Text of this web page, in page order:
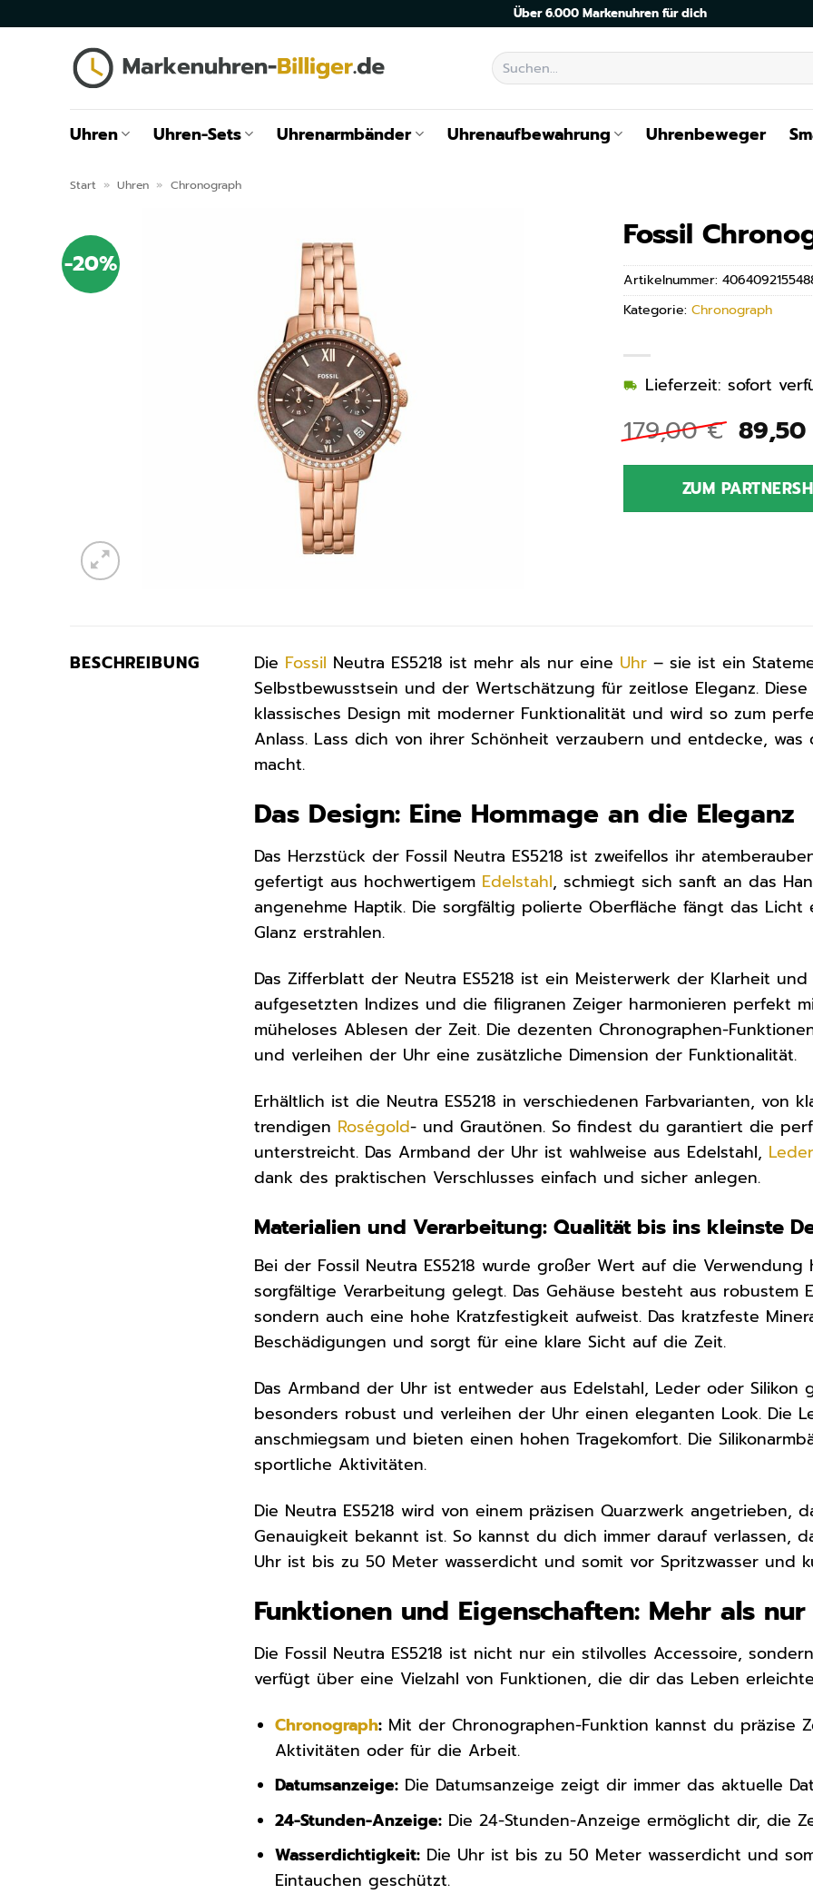
Über 6.000 Markenuhren für dich
Suchen
nach:
Uhren Uhren-Sets Uhrenarmbänder Uhrenaufbewahrung Uhrenbeweger
Start » Uhren » Chronograph
-20%
Fossil
179,00€
Preis
war:
89,50
Lieferzeit: sofort
ZUM
Artikelnummer:
Kategorie: Chronograph
BESCHREIBUNG Die Fossil Neutra ES5218 ist mehr als nur eine Uhr – sie ist ein
Selbstbewusstsein und der Wertschätzung für zeitlose Eleganz.
klassisches Design mit moderner Funktionalität und wird so zum
Anlass. Lass dich von ihrer Schönheit verzaubern und entdecke, was
macht.
Das Design: Eine Hommage an die Eleganz
Das Herzstück der Fossil Neutra ES5218 ist zweifellos ihr
gefertigt aus hochwertigem Edelstahl, schmiegt sich sanft an das
angenehme Haptik. Die sorgfältig polierte Oberfläche fängt das
Glanz erstrahlen.
Das Zifferblatt der Neutra ES5218 ist ein Meisterwerk der Klarheit
aufgesetzten Indizes und die filigranen Zeiger harmonieren perfekt
müheloses Ablesen der Zeit. Die dezenten Chronographen-
und verleihen der Uhr eine zusätzliche Dimension der Funktionalität.
Erhältlich ist die Neutra ES5218 in verschiedenen Farbvarianten, von
trendigen Roségold- und Grautönen. So findest du garantiert die
unterstreicht. Das Armband der Uhr ist wahlweise aus Edelstahl,
dank des praktischen Verschlusses einfach und sicher anlegen.
Materialien und Verarbeitung: Qualität bis ins kleinste
Bei der Fossil Neutra ES5218 wurde großer Wert auf die
sorgfältige Verarbeitung gelegt. Das Gehäuse besteht aus
sondern auch eine hohe Kratzfestigkeit aufweist. Das kratzfeste
Beschädigungen und sorgt für eine klare Sicht auf die Zeit.
Das Armband der Uhr ist entweder aus Edelstahl, Leder oder Silikon
besonders robust und verleihen der Uhr einen eleganten Look. Die
anschmiegsam und bieten einen hohen Tragekomfort. Die
sportliche Aktivitäten.
Die Neutra ES5218 wird von einem präzisen Quarzwerk angetrieben,
Genauigkeit bekannt ist. So kannst du dich immer darauf verlassen,
Uhr ist bis zu 50 Meter wasserdicht und somit vor Spritzwasser und
Funktionen und Eigenschaften: Mehr als
Die Fossil Neutra ES5218 ist nicht nur ein stilvolles Accessoire,
verfügt über eine Vielzahl von Funktionen, die dir das Leben
Chronograph: Mit der Chronographen-Funktion kannst du präzise
Aktivitäten oder für die Arbeit.
Datumsanzeige: Die Datumsanzeige zeigt dir immer das aktuelle
24-Stunden-Anzeige: Die 24-Stunden-Anzeige ermöglicht dir, die
Wasserdichtigkeit: Die Uhr ist bis zu 50 Meter wasserdicht und
Eintauchen geschützt.